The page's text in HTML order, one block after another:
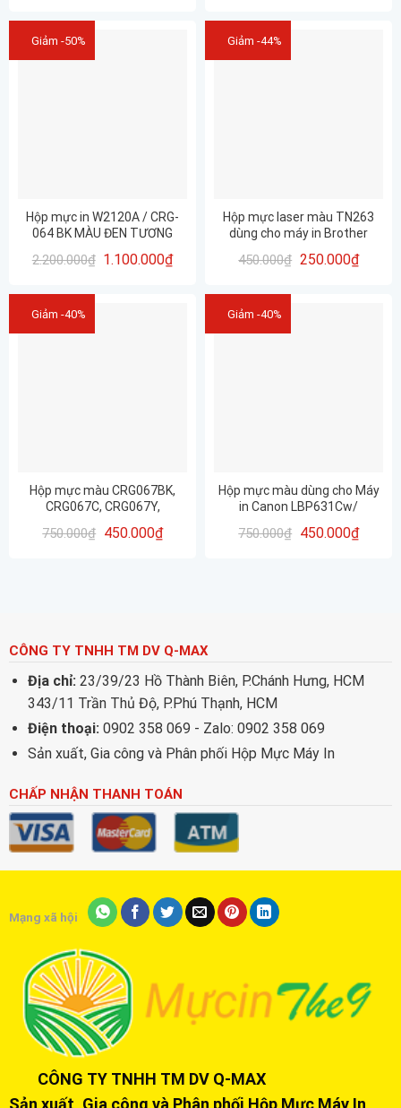
Giảm -50%
Hộp mực in W2120A / CRG-
064 BK MÀU ĐEN TƯƠNG
M555dn, M555x, M554dn,
MFP M578z, MFP M578c
2.200.000₫ 1.100.000₫
Giảm -44%
Hộp mực laser màu TN263
dùng cho máy in Brother
L3750CDW Full hộp ( MÀU ĐỎ
450.000₫ 250.000₫
Giảm -40%
Hộp mực màu CRG067BK,
CRG067C, CRG067Y,
633cdw – ĐÃ CÓ CHÍP SẴN –
750.000₫ 450.000₫
Giảm -40%
Hộp mực màu dùng cho Máy
in Canon LBP631Cw/
CRG067Y, CRG067M ĐÃ CÓ
750.000₫ 450.000₫
CÔNG TY TNHH TM DV Q-MAX
Địa chỉ: 23/39/23 Hồ Thành Biên, P.Chánh Hưng, HCM
343/11 Trần Thủ Độ, P.Phú Thạnh, HCM
Điện thoại: 0902 358 069 - Zalo: 0902 358 069
Sản xuất, Gia công và Phân phối Hộp Mực Máy In
CHẤP NHẬN THANH TOÁN
Mạng xã hội
CÔNG TY TNHH TM DV Q-MAX